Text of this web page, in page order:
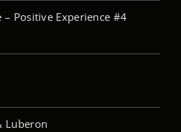
– Positive Experience #4
Luberon